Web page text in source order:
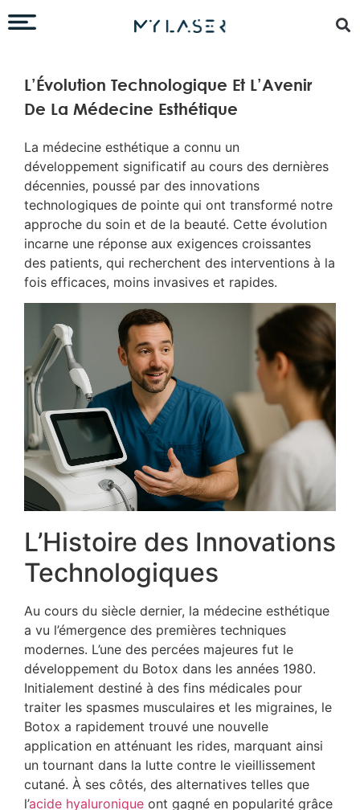
L’Évolution Technologique Et L’Avenir
De La Médecine Esthétique
La médecine esthétique a connu un
développement significatif au cours des dernières
décennies, poussé par des innovations
technologiques de pointe qui ont transformé notre
approche du soin et de la beauté. Cette évolution
incarne une réponse aux exigences croissantes
des patients, qui recherchent des interventions à la
fois efficaces, moins invasives et rapides.
L’Histoire des Innovations
Technologiques
Au cours du siècle dernier, la médecine esthétique
a vu l’émergence des premières techniques
modernes. L’une des percées majeures fut le
développement du Botox dans les années 1980.
Initialement destiné à des fins médicales pour
traiter les spasmes musculaires et les migraines, le
Botox a rapidement trouvé une nouvelle
application en atténuant les rides, marquant ainsi
un tournant dans la lutte contre le vieillissement
cutané. À ses côtés, des alternatives telles que
l’acide hyaluronique ont gagné en popularité grâce